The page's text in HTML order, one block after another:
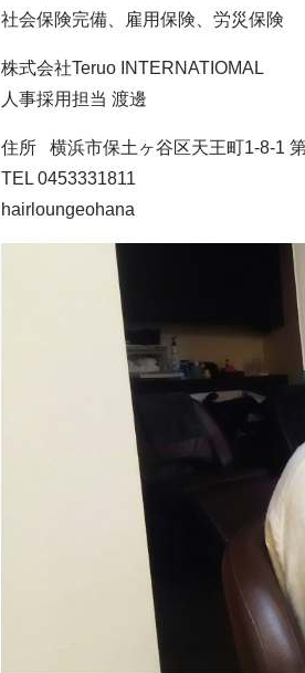
社会保険完備、雇用保険、労災保険
株式会社Teruo INTERNATIOMAL
人事採用担当 渡邊
住所 横浜市保土ヶ谷区天王町1-8-1
TEL 0453331811
hairloungeohana